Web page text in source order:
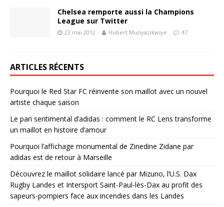
Chelsea remporte aussi la Champions
League sur Twitter
23 mai 2012 Hubert Munyazikwiye 47
ARTICLES RÉCENTS
Pourquoi le Red Star FC réinvente son maillot avec un nouvel
artiste chaque saison
Le pari sentimental d’adidas : comment le RC Lens transforme
un maillot en histoire d’amour
Pourquoi l’affichage monumental de Zinedine Zidane par
adidas est de retour à Marseille
Découvrez le maillot solidaire lancé par Mizuno, l’U.S. Dax
Rugby Landes et Intersport Saint-Paul-lès-Dax au profit des
sapeurs-pompiers face aux incendies dans les Landes